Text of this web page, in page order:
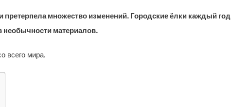
множество изменений. Городские ёлки каждый год
необычности материалов.
всего мира.